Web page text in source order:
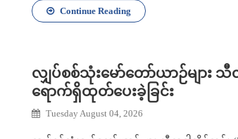
Continue Reading
လျှပ်စစ်သုံးမော်တော်ယာဉ်များ
ရောက်ရှိထုတ်ပေးခဲ့ခြင်း
Tuesday August 04, 2026